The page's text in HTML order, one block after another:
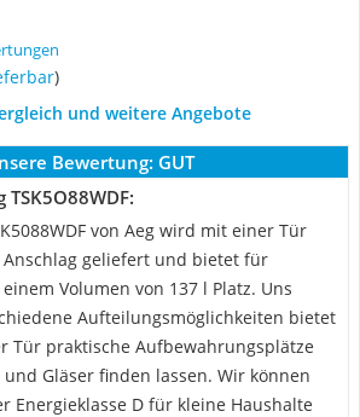
)
und weitere Angebote
Bewertung: GUT
von Aeg wird mit einer Tür
geliefert und bietet für
Volumen von 137 l Platz. Uns
Aufteilungsmöglichkeiten bietet
Tür praktische Aufbewahrungsplätze
Gläser finden lassen. Wir können
Energieklasse D für kleine Haushalte